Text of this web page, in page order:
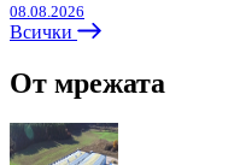
08.08.2026
Всички
От мрежата